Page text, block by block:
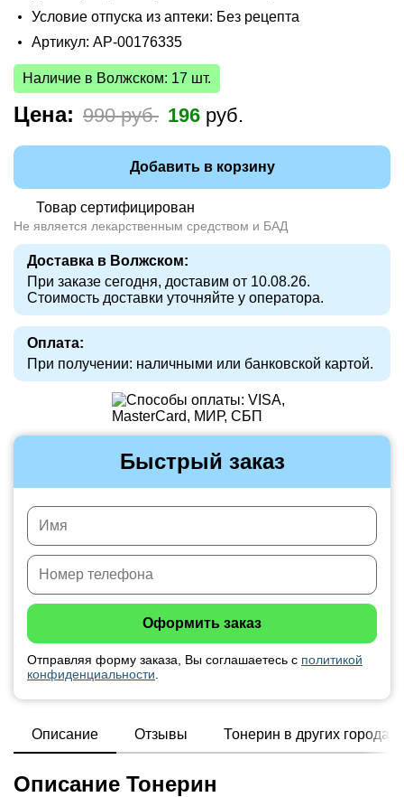
Условие отпуска из аптеки: Без рецепта
Артикул: AP-00176335
Наличие в Волжском: 17 шт.
Цена: 990 руб. 196 руб.
Товар сертифицирован
Не является лекарственным средством и БАД
Доставка в Волжском:
При заказе сегодня, доставим от 10.08.26.
Стоимость доставки уточняйте у оператора.
Оплата:
При получении: наличными или банковской картой.
Добавить в корзину
Быстрый заказ
Отправляя форму заказа, Вы соглашаетесь с политикой
конфиденциальности
Описание Отзывы Тонерин в других городах
Описание Тонерин